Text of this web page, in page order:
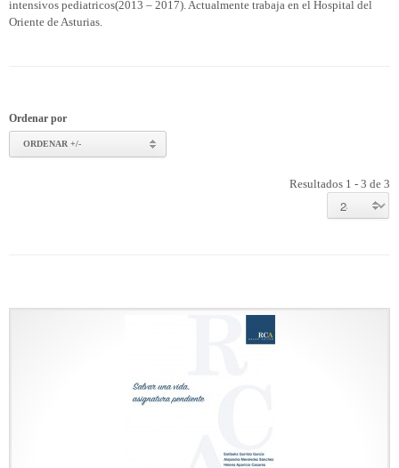
intensivos pediatricos(2013 – 2017). Actualmente trabaja en el Hospital del
Oriente de Asturias.
Ordenar por
ORDENAR +/-
Resultados 1 - 3 de 3